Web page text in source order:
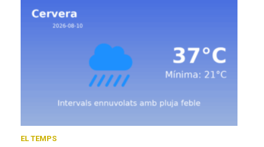
EL TEMPS